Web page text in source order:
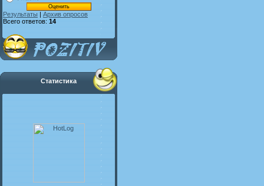
Результаты | Архив опросов
Всего ответов: 14
Статистика